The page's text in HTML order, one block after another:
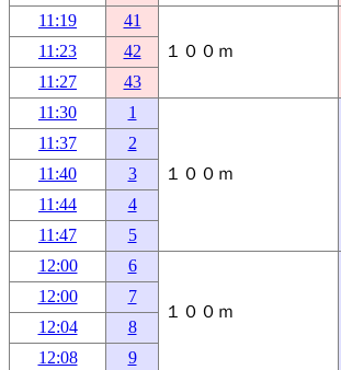
11:19
41
１００ｍ
11:23
42
11:27
43
11:30
1
１００ｍ
11:37
2
11:40
3
11:44
4
11:47
5
12:00
6
１００ｍ
12:00
7
12:04
8
12:08
9